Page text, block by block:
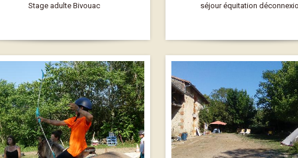
Stage adulte Bivouac
séjour équitation